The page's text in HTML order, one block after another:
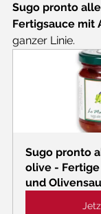
Sugo pronto
Fertigsauce mit
ganzer Linie.
Sugo pronto
olive -
und